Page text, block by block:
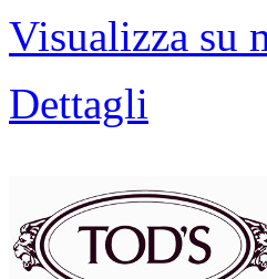
Visualizza su
Dettagli